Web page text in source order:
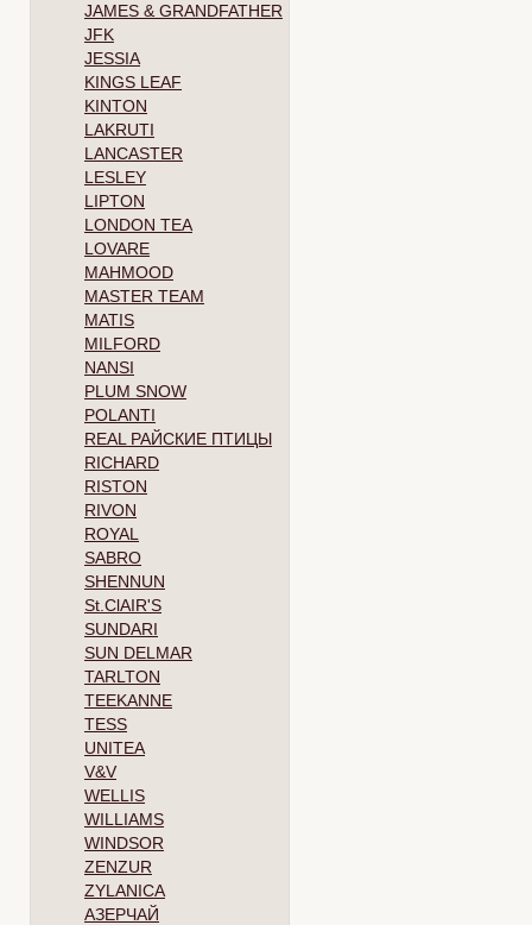
JAMES & GRANDFATHER
JFK
JESSIA
KINGS LEAF
KINTON
LAKRUTI
LANCASTER
LESLEY
LIPTON
LONDON TEA
LOVARE
MAHMOOD
MASTER TEAM
MATIS
MILFORD
NANSI
PLUM SNOW
POLANTI
REAL РАЙСКИЕ ПТИЦЫ
RICHARD
RISTON
RIVON
ROYAL
SABRO
SHENNUN
St.ClAIR'S
SUNDARI
SUN DELMAR
TARLTON
TEEKANNE
TESS
UNITEA
V&V
WELLIS
WILLIAMS
WINDSOR
ZENZUR
ZYLANICA
АЗЕРЧАЙ